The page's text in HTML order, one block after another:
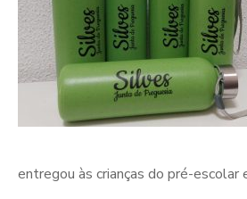
entregou às crianças do pré-escolar